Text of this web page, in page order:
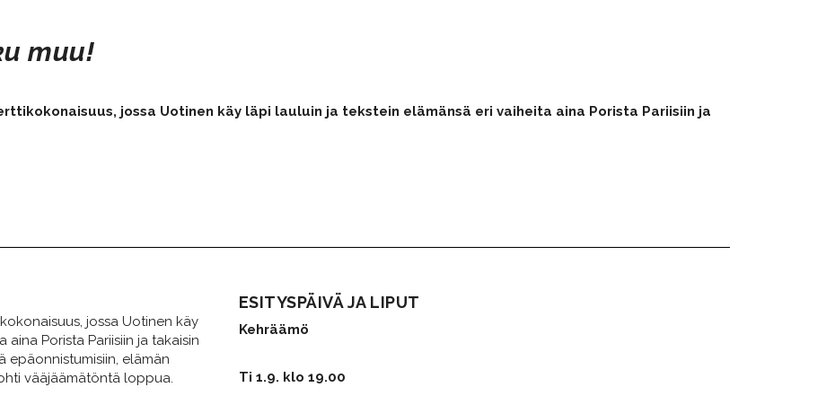
muu!
jossa Uotinen käy läpi lauluin ja tekstein elämänsä eri vaiheita aina Porista Pariisiin ja
jossa Uotinen käy
Porista Pariisiin ja takaisin
epäonnistumisiin, elämän
vääjäämätöntä loppua.
ESITYSPÄIVÄ JA LIPUT
Kehräämö
Ti 1.9. klo 19.00